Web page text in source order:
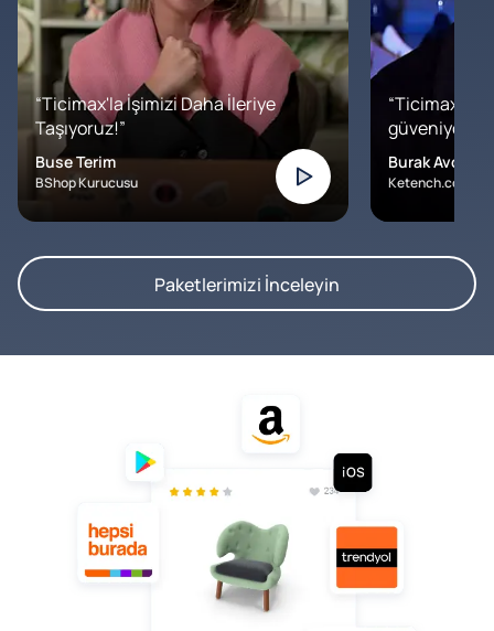
“Ticimax'la İşimizi Daha İleriye
Taşıyoruz!”
Buse Terim
BShop Kurucusu
“Ticimax'a
Burak Avcılar
Ketench.com –
Paketlerimizi İnceleyin